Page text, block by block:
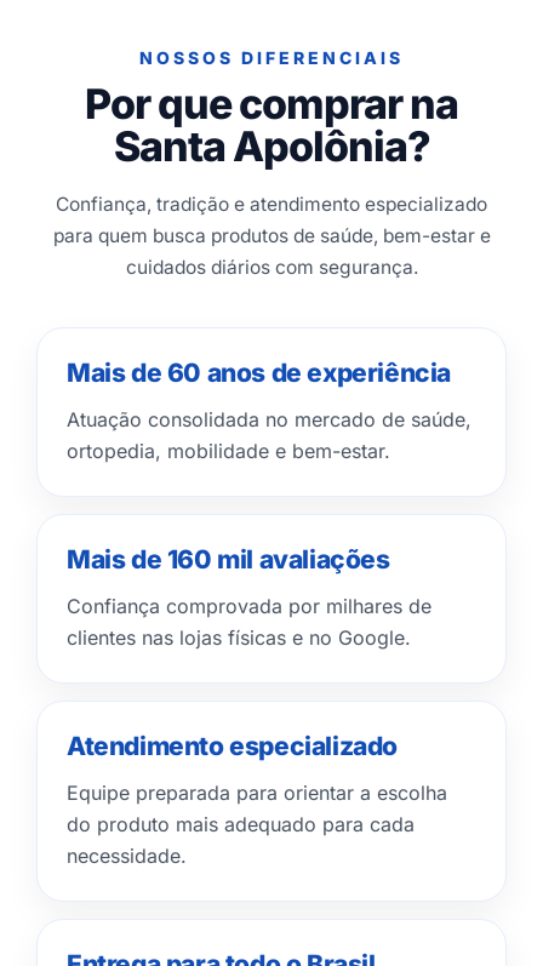
NOSSOS DIFERENCIAIS
Por que comprar na
Santa Apolônia?
Confiança, tradição e atendimento especializado
para quem busca produtos de saúde, bem-estar e
cuidados diários com segurança.
Mais de 60 anos de experiência
Atuação consolidada no mercado de saúde,
ortopedia, mobilidade e bem-estar.
Mais de 160 mil avaliações
Confiança comprovada por milhares de
clientes nas lojas físicas e no Google.
Atendimento especializado
Equipe preparada para orientar a escolha
do produto mais adequado para cada
necessidade.